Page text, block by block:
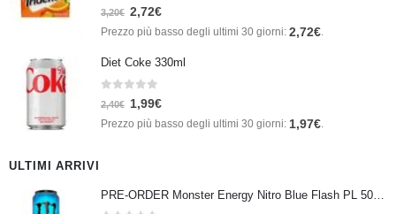
Su 5
3,20€ 2,72€
Prezzo più basso degli ultimi 30 giorni: 2,72€.
Diet Coke 330ml
Su 5
2,40€ 1,99€
Prezzo più basso degli ultimi 30 giorni: 1,97€
ULTIMI ARRIVI